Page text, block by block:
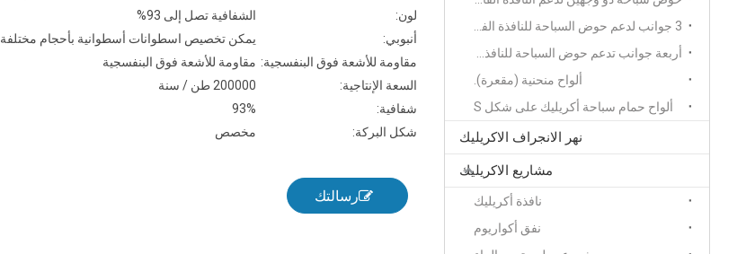
لون:
الشفافية تصل إلى 93%
أنبوبي:
يمكن تخصيص اسطوانات أسطوانية بأحجام مختلفة
مقاومة للأشعة فوق البنفسجية: مقاومة للأشعة فوق البنفسجية
السعة الإنتاجية:
200000 طن / سنة
شفافية:
93%
شكل البركة:
مخصص
رسالتك
ألواح منحنية (مقعرة).
ألواح حمام سباحة أكريليك على شكل S
نهر الانجراف الاكريليك
مشاريع الاكريليك
نافذة أكريليك
نفق أكواريوم